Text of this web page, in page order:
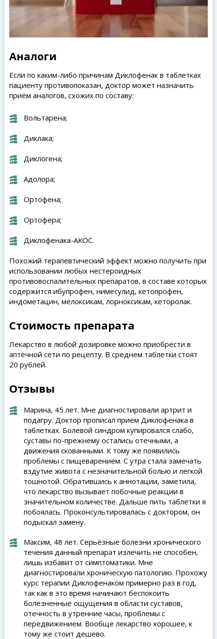
Аналоги
Если по каким-либо причинам Диклофенак в таблетках
пациенту противопоказан, доктор может назначить
приём аналогов, схожих по составу:
Вольтарена;
Диклака;
Диклогена;
Адолора;
Ортофена;
Ортофера;
Диклофенака-АКОС.
Похожий терапевтический эффект можно получить при
использовании любых нестероидных
противовоспалительных препаратов, в составе которых
содержится ибупрофен, нимесулид, кетопрофен,
индометацин, мелоксикам, лорноксикам, кеторолак.
Стоимость препарата
Лекарство в любой дозировке можно приобрести в
аптечной сети по рецепту. В среднем таблетки стоят
20 рублей.
Отзывы
Марина, 45 лет. Мне диагностировали артрит и
подагру. Доктор прописал прием Диклофенака в
таблетках. Болевой синдром купировался слабо,
суставы по-прежнему остались отечными, а
движения скованными. К тому же появились
проблемы с пищеварением. С утра стала замечать
вздутие живота с незначительной болью и легкой
тошнотой. Обратившись к аннотации, заметила,
что лекарство вызывает побочные реакции в
значительном количестве. Дальше пить таблетки я
побоялась. Проконсультировалась с доктором, он
подыскал замену.
Максим, 48 лет. Серьёзные болезни хронического
течения данный препарат излечить не способен,
лишь избавит от симптоматики. Мне
диагностировали хроническую патологию. Прохожу
курс терапии Диклофенаком примерно раз в год,
так как в это время начинают беспокоить
болезненные ощущения в области суставов,
отечность в утренние часы, проблемы с
передвижением. Вообще лекарство хорошее, к
тому же стоит дешево.